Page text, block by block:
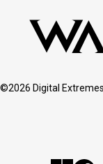
©2026 Digital